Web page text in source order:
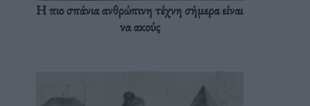
Η πιο σπάνια ανθρώπινη τέχνη σήμερα είναι
να ακούς